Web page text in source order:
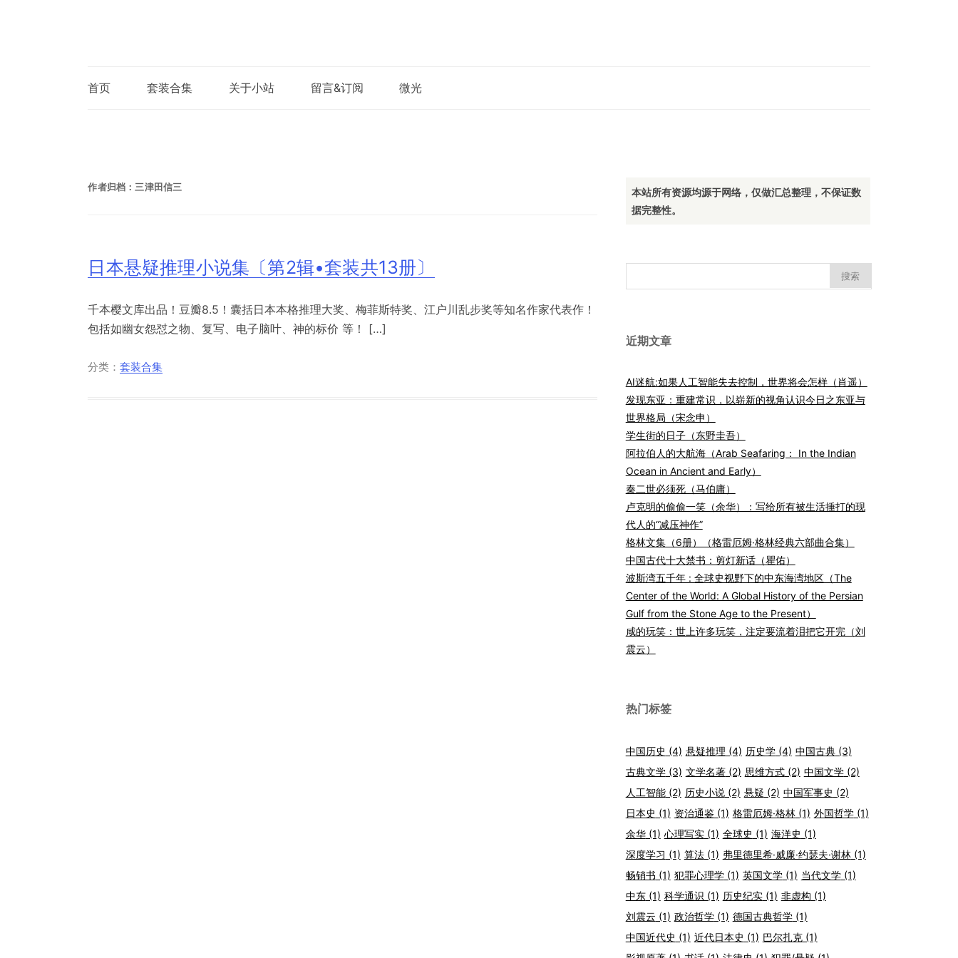
首页 套装合集 关于小站 留言&订阅 微光
作者归档： 三津田信三
日本悬疑推理小说集〔第2辑•套装共13册〕
千本樱文库出品！豆瓣8.5！囊括日本本格推理大奖、梅菲斯特奖、江户川乱步奖等知名作家代表作！
包括如幽女怨怼之物、复写、电子脑叶、神的标价 等！ […]
分类：套装合集
本站所有资源均源于网络，仅做汇总整理，不保证数
据完整性。
索：
近期文章
AI迷航:如果人工智能失去控制，世界将会怎样（肖遥）
发现东亚：重建常识，以崭新的视角认识今日之东亚与
世界格局（宋念申）
学生街的日子（东野圭吾）
阿拉伯人的大航海（Arab Seafaring： In the Indian
Ocean in Ancient and Early）
秦二世必须死（马伯庸）
卢克明的偷偷一笑（余华）：写给所有被生活捶打的现
代人的“减压神作”
格林文集（6册）（格雷厄姆·格林经典六部曲合集）
中国古代十大禁书：剪灯新话（瞿佑）
波斯湾五千年 : 全球史视野下的中东海湾地区（The
Center of the World: A Global History of the Persian
Gulf from the Stone Age to the Present）
咸的玩笑：世上许多玩笑，注定要流着泪把它开完（刘
震云）
热门标签
中国历史 (4) 悬疑推理 (4) 历史学(4) 中国古典(3)
古典文学(3) 文学名著(2) 思维方式(2) 中国文学(2)
人工智能(2) 历史小说(2) 悬疑 (2) 中国军事史 (2)
日本史 (1) 资治通鉴(1) 格雷厄姆·格林(1) 外国哲学(1)
余华(1) 心理写实(1) 全球史 (1) 海洋史 (1)
深度学习 (1) 算法(1) 弗里德里希·威廉·约瑟夫·谢林(1)
畅销书 (1) 犯罪心理学(1) 英国文学(1) 当代文学(1)
中东(1) 科学通识 (1) 历史纪实(1) 非虚构 (1)
刘震云 (1) 政治哲学(1) 德国古典哲学(1)
中国近代史 (1) 近代日本史 (1) 巴尔扎克(1)